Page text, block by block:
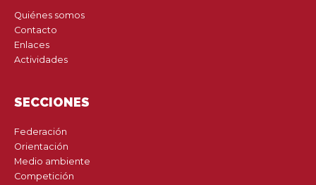
Quiénes somos
Contacto
Enlaces
Actividades
SECCIONES
Federación
Orientación
Medio ambiente
Competición